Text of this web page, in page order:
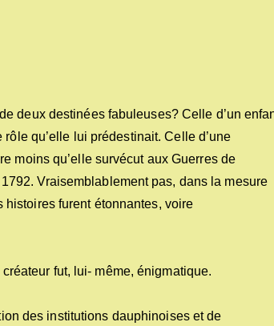
deux destinées fabuleuses? Celle d’un
qu’elle lui prédestinait. Celle d’une
moins qu’elle survécut aux Guerres de
Vraisemblablement pas, dans la mesure
furent étonnantes, voire
fut, lui- même, énigmatique.
des institutions dauphinoises et de